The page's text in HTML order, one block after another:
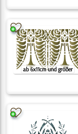
ab 6x11cm und größer